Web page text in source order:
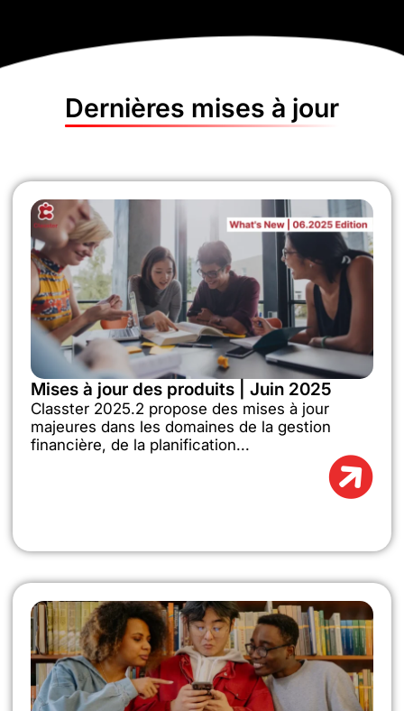
Dernières mises à jour
Mises à jour des produits | Juin 2025
Classter 2025.2 propose des mises à jour
majeures dans les domaines de la gestion
financière, de la planification...